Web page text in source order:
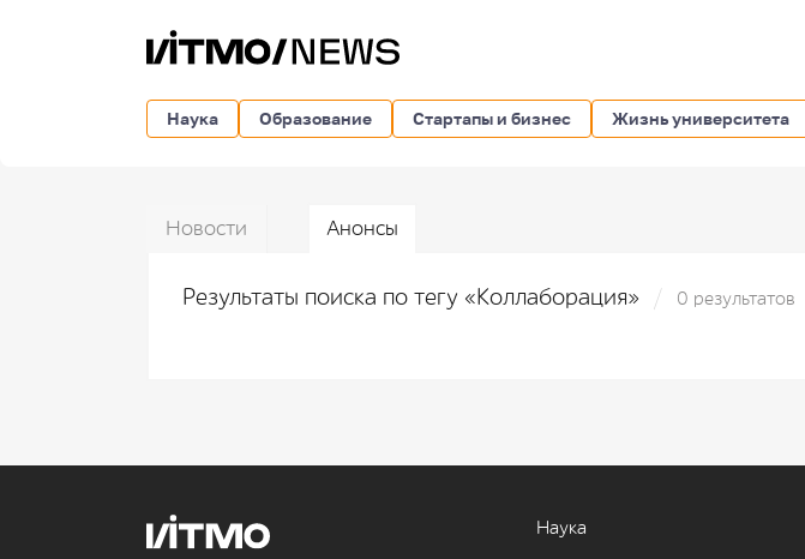
Наука Образование Стартапы и бизнес Жизнь университета
Новости Анонсы
Результаты поиска по тегу «Коллаборация» 0 результатов
Наука